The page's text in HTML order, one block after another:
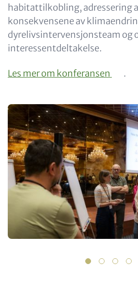
habitattilkobling, adressering
konsekvensene av
dyrelivsintervensjonsteam og
interessentdeltakelse.
Les mer om konferansen .
Media
Gallery
1 2